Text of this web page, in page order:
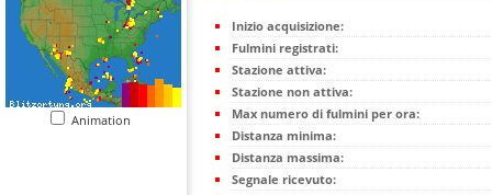
Animation
Inizio acquisizione:
Fulmini registrati:
Stazione attiva:
Stazione non attiva:
Max numero di fulmini per ora:
Distanza minima:
Distanza massima:
Segnale ricevuto: